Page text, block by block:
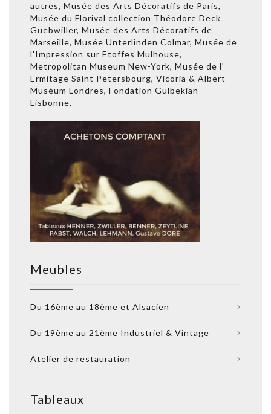
autres, Musée des Arts Décoratifs de Paris,
Musée du Florival collection Théodore Deck
Guebwiller, Musée des Arts Décoratifs de
Marseille, Musée Unterlinden Colmar, Musée de
l'Impression sur Etoffes Mulhouse,
Metropolitan Museum New-York, Musée de l'
Ermitage Saint Petersbourg, Vicoria & Albert
Muséum Londres, Fondation Gulbekian
Lisbonne,
Meubles
Du 16ème au 18ème et Alsacien
Du 19ème au 21ème Industriel & Vintage
Atelier de restauration
Tableaux